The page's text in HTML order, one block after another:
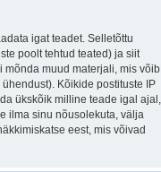
igat teadet. Selletõttu
poolt tehtud teated) ja siit
mõnda muud materjali, mis võib
Kõikide postituste IP
ükskõik milline teade igal ajal,
ilma sinu nõusolekuta, välja
eest, mis võivad